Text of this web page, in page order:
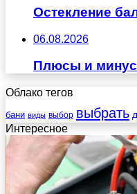
Остекление
06.08.2026
Плюсы и
Облако тегов
бани виды выбор выбрать
Интересное